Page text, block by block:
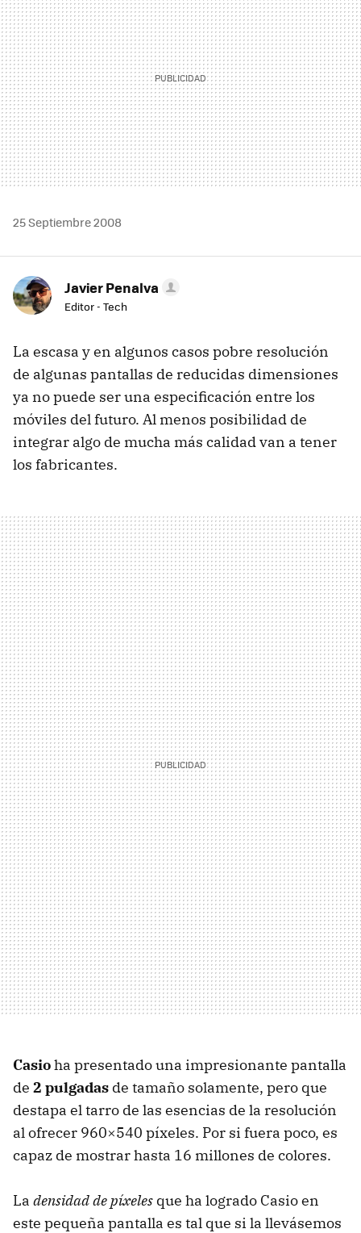
25 Septiembre 2008
Javier Penalva
Editor - Tech
La escasa y en algunos casos pobre resolución
de algunas pantallas de reducidas dimensiones
ya no puede ser una especificación entre los
móviles del futuro. Al menos posibilidad de
integrar algo de mucha más calidad van a tener
los fabricantes.
Casioha presentado una impresionante pantalla
de 2 pulgadas de tamaño solamente, pero que
destapa el tarro de las esencias de la resolución
al ofrecer 960×540 píxeles. Por si fuera poco, es
capaz de mostrar hasta 16 millones de colores.
La densidad de píxeles que ha logrado Casio en
este pequeña pantalla es tal que si la llevásemos